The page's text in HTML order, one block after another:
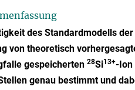
des Standardmodells
von theoretisch
gespeicherten 28Si13+-Ion
genau bestimmt und